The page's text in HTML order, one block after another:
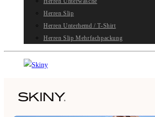
Herren Slip
Herren Unterhemd / T-Shirt
Herren Slip Mehrfachpackung